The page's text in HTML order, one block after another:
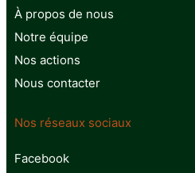
À propos de nous
Notre équipe
Nos actions
Nous contacter
Nos réseaux sociaux
Facebook